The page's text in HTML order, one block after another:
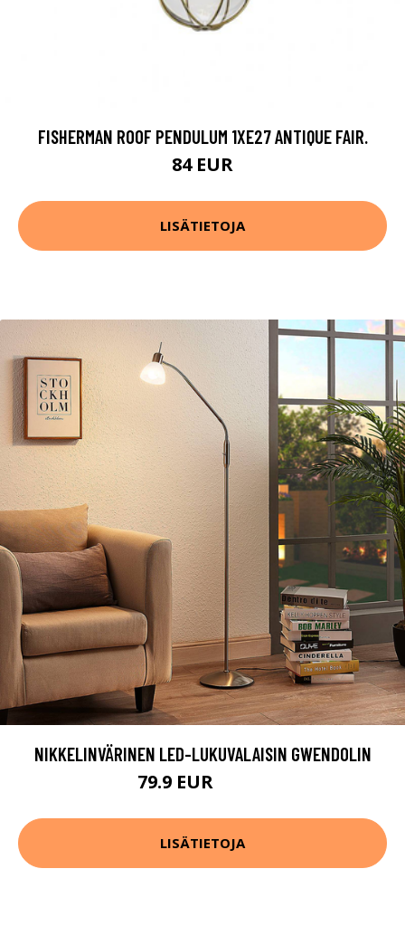
FISHERMAN ROOF PENDULUM 1XE27 ANTIQUE FAIR.
84 EUR
LISÄTIETOJA
NIKKELINVÄRINEN LED-LUKUVALAISIN GWENDOLIN
79.9 EUR
LISÄTIETOJA